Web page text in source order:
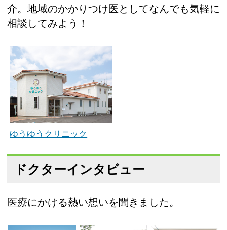
介。地域のかかりつけ医としてなんでも気軽に
相談してみよう！
ゆうゆうクリニック
ドクターインタビュー
医療にかける熱い想いを聞きました。